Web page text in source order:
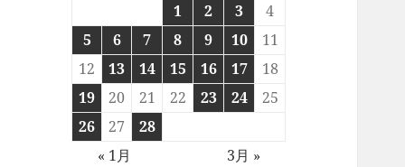
1
2 3
4
5
6 7 8 9 10
11
12
13 14 15 16 17
18
19
20 21 22 23 24
25
26
27
28
« 1月
3月 »